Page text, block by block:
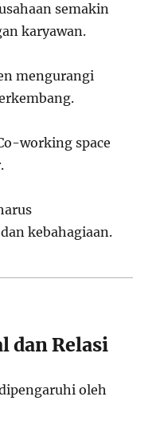
semakin
karyawan.
mengurangi
working space
kebahagiaan.
dan Relasi
oleh